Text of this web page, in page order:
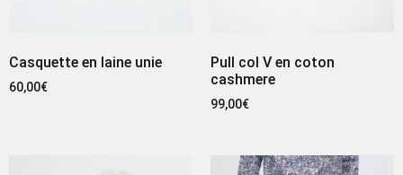
Casquette en laine unie
60,00€
Pull col V en coton
cashmere
99,00€